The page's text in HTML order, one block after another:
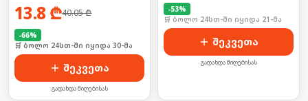
13.8 ₾40.05₾
-66%
🛒 ბოლო 24სთ-ში იყიდა 30-მა
შეკვეთა
გადახდა მიღებისას
-53%
🛒 ბოლო 24სთ-ში იყიდა 21-მა
შეკვეთა
გადახდა მიღებისას